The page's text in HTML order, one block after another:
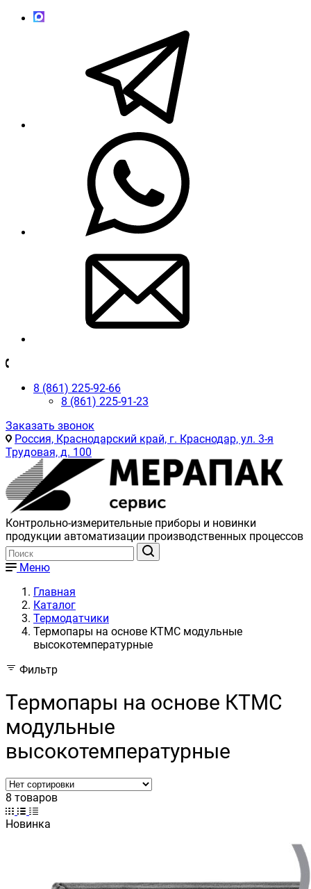
8 (861) 225-92-66
8 (861) 225-91-23
Заказать звонок
Россия, Краснодарский край, г. Краснодар, ул. 3-я
Трудовая, д. 100
Контрольно-измерительные приборы и новинки
продукции автоматизации производственных процессов
Меню
Главная
Каталог
Термодатчики
Термопары на основе КТМС модульные
высокотемпературные
Фильтр
Термопары на основе КТМС
модульные
высокотемпературные
8 товаров
Новинка